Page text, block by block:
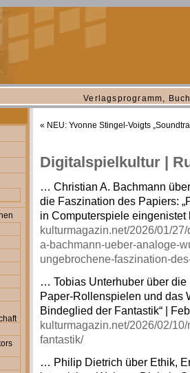
Verlagsprogramm,
« NEU: Yvonne Stingel-Voigts
Digitalspielkultur |
… Christian A. Bachmann
die Faszination des Papiers:
in Computerspiele eingenistet
kulturmagazin.net/2026/01/
a-bachmann-ueber-analoge-
ungebrochene-faszination-
… Tobias Unterhuber über
Paper-Rollenspielen und das
Bindeglied der Fantastik“ |
kulturmagazin.net/2026/02/
fantastik/
… Philip Dietrich über Ethik,